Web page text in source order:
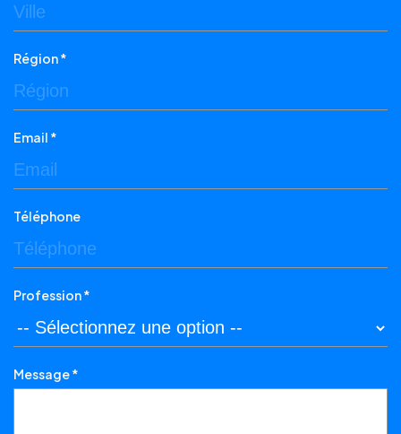
Région *
Email *
Téléphone
Profession *
Message *